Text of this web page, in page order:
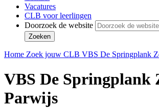
Vacatures
CLB voor leerlingen
Doorzoek de website
Zoeken
Home Zoek jouw CLB VBS De Springplank
VBS De Springplank
Parwijs